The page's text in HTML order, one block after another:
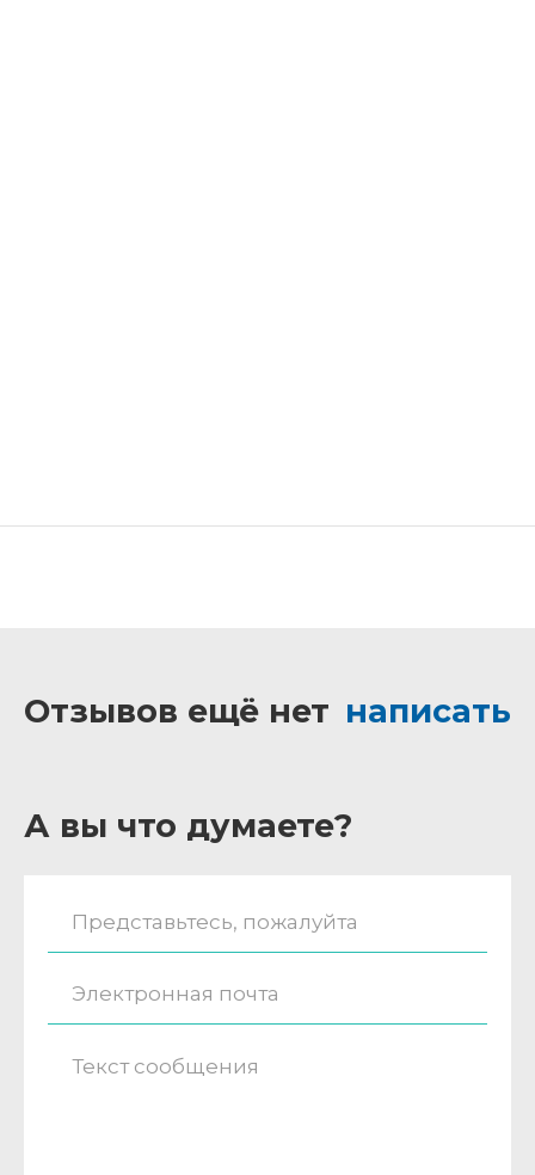
Отзывов ещё нет написать
А вы что думаете?